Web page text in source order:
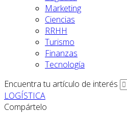
Marketing
Ciencias
RRHH
Turismo
Finanzas
Tecnología
Encuentra tu artículo de interés
LOGÍSTICA
Compártelo